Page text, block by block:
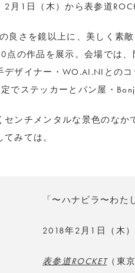
月1日（木）から表参道
良さを鏡以上に、美しく素
点の作品を展示。会場では
デザイナー・WO.AI.NIとの
定でステッカーとパン屋・
センチメンタルな景色のな
みては。
「〜ハナビラ〜わた
2018年2月1日（木
表参道ROCKET（東京